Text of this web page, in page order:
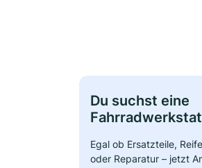
Du suchst eine
Egal ob Ersatzteile,
oder Reparatur – jetzt